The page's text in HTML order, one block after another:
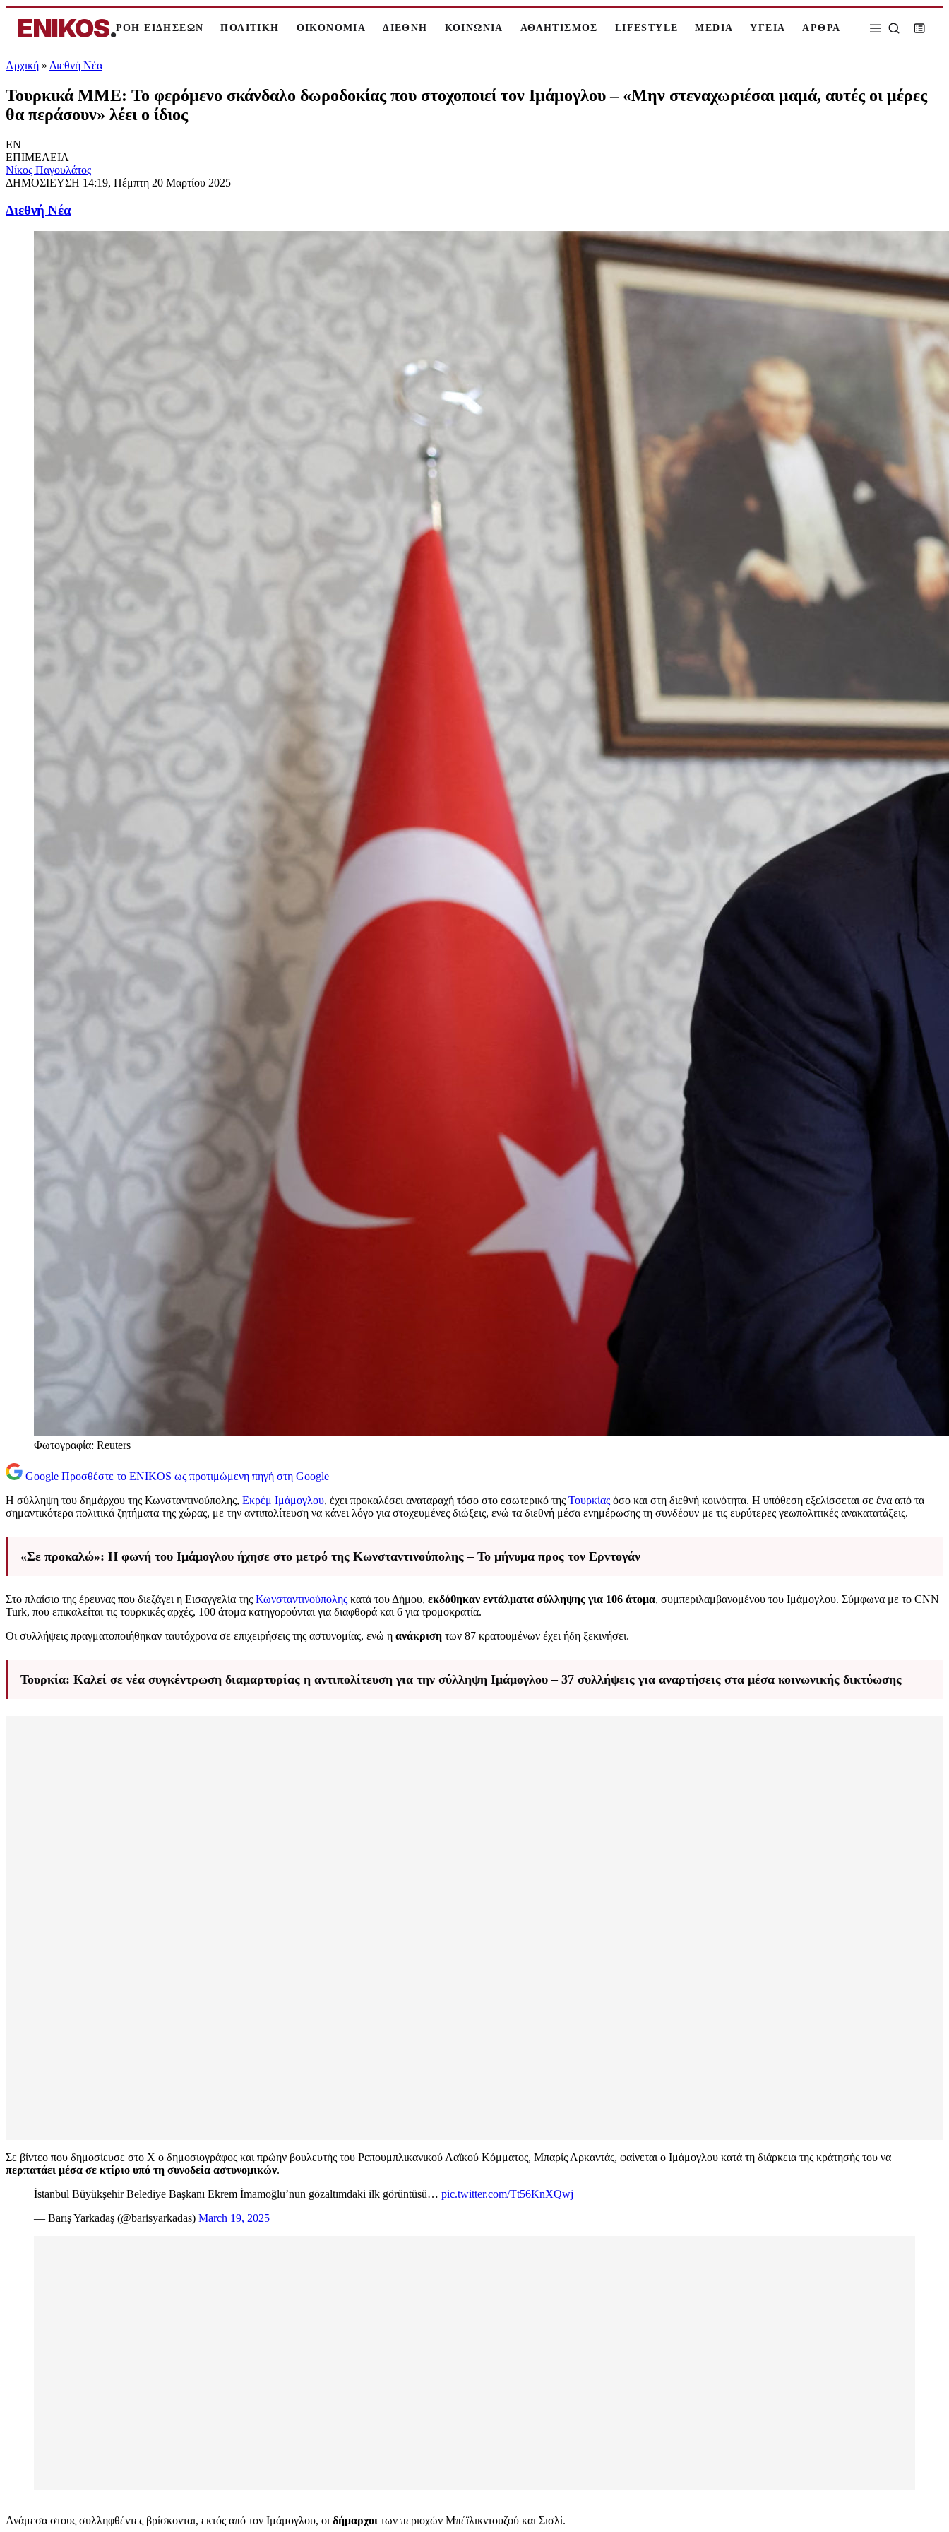
ENIKOS.ΡΟΗ ΕΙΔΗΣΕΩΝ ΠΟΛΙΤΙΚΗ ΟΙΚΟΝΟΜΙΑ ΔΙΕΘΝΗ ΚΟΙΝΩΝΙΑ ΑΘΛΗΤΙΣΜΟΣ LIFESTYLE MEDIA ΥΓΕΙΑ ΑΡΘΡΑ
Αρχική » Διεθνή Νέα
Τουρκικά ΜΜΕ: Το φερόμενο σκάνδαλο δωροδοκίας που στοχοποιεί τον Ιμάμογλου – «Μην στεναχωριέσαι μαμά, αυτές οι μέρες
θα περάσουν» λέει ο ίδιος
EN
ΕΠΙΜΕΛΕΙΑ
Νίκος Παγουλάτος
ΔΗΜΟΣΙΕΥΣΗ 14:19, Πέμπτη 20 Μαρτίου 2025
Διεθνή Νέα
Φωτογραφία: Reuters
Google Προσθέστε το ENIKOS ως προτιμώμενη πηγή στη Google
Η σύλληψη του δημάρχου της Κωνσταντινούπολης, Εκρέμ Ιμάμογλου, έχει προκαλέσει αναταραχή τόσο στο εσωτερικό της Τουρκίας όσο και στη διεθνή κοινότητα. Η υπόθεση εξελίσσεται σε ένα από τα
σημαντικότερα πολιτικά ζητήματα της χώρας, με την αντιπολίτευση να κάνει λόγο για στοχευμένες διώξεις, ενώ τα διεθνή μέσα ενημέρωσης τη συνδέουν με τις ευρύτερες γεωπολιτικές ανακατατάξεις.
«Σε προκαλώ»: Η φωνή του Ιμάμογλου ήχησε στο μετρό της Κωνσταντινούπολης – Το μήνυμα προς τον Ερντογάν
Στο πλαίσιο της έρευνας που διεξάγει η Εισαγγελία της Κωνσταντινούπολης κατά του Δήμου, εκδόθηκαν εντάλματα σύλληψης για 106 άτομα, συμπεριλαμβανομένου του Ιμάμογλου. Σύμφωνα με το CNN
Turk, που επικαλείται τις τουρκικές αρχές, 100 άτομα κατηγορούνται για διαφθορά και 6 για τρομοκρατία.
Οι συλλήψεις πραγματοποιήθηκαν ταυτόχρονα σε επιχειρήσεις της αστυνομίας, ενώ η ανάκριση των 87 κρατουμένων έχει ήδη ξεκινήσει.
Τουρκία: Καλεί σε νέα συγκέντρωση διαμαρτυρίας η αντιπολίτευση για την σύλληψη Ιμάμογλου – 37 συλλήψεις για αναρτήσεις στα μέσα κοινωνικής δικτύωσης
Σε βίντεο που δημοσίευσε στο Χ ο δημοσιογράφος και πρώην βουλευτής του Ρεπουμπλικανικού Λαϊκού Κόμματος, Μπαρίς Αρκαντάς, φαίνεται ο Ιμάμογλου κατά τη διάρκεια της κράτησής του να
περπατάει μέσα σε κτίριο υπό τη συνοδεία αστυνομικών.
İstanbul Büyükşehir Belediye Başkanı Ekrem İmamoğlu’nun gözaltımdaki ilk görüntüsü… pic.twitter.com/Tt56KnXQwj
— Barış Yarkadaş (@barisyarkadas) March 19, 2025
Ανάμεσα στους συλληφθέντες βρίσκονται, εκτός από τον Ιμάμογλου, οι δήμαρχοι των περιοχών Μπέϊλικντουζού και Σισλί.